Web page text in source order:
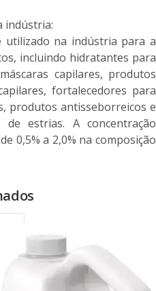
indústria:
utilizado na indústria para a
incluindo hidratantes para
capilares, produtos
fortalecedores para
produtos antisseborreicos e
estrias. A concentração
0,5% a 2,0% na composição